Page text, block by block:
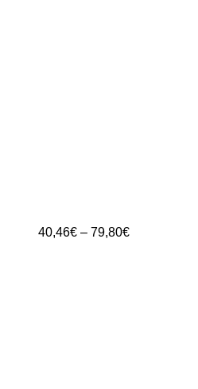
40,46€ – 79,80€Preisspanne: